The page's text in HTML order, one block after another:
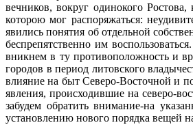
вечников, вокруг одинокого
которою мог распоряжаться:
явились понятия об отдельной
беспрепятственно им
вникнем в ту противоположность и
городов в период литовского
влияние на быт Северо-Восточной и
явления, происходившие на северо-
забудем обратить внимание-на
установлению нового порядка вещей